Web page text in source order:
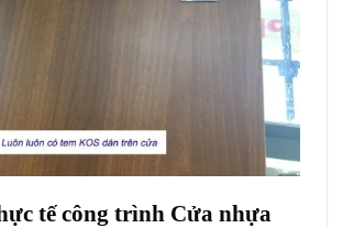
tế công trình Cửa nhựa